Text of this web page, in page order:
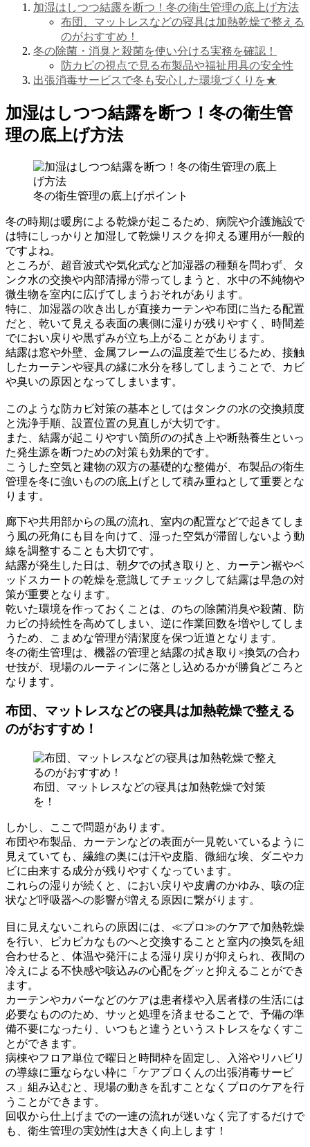
加湿はしつつ結露を断つ！冬の衛生管理の底上げ方法
布団、マットレスなどの寝具は加熱乾燥で整える
のがおすすめ！
冬の除菌・消臭と殺菌を使い分ける実務を確認！
防カビの視点で見る布製品や福祉用具の安全性
出張消毒サービスで冬も安心した環境づくりを★
加湿はしつつ結露を断つ！冬の衛生管
理の底上げ方法
冬の衛生管理の底上げポイント
冬の時期は暖房による乾燥が起こるため、病院や介護施設で
は特にしっかりと加湿して乾燥リスクを抑える運用が一般的
ですよね。
ところが、超音波式や気化式など加湿器の種類を問わず、タ
ンク水の交換や内部清掃が滞ってしまうと、水中の不純物や
微生物を室内に広げてしまうおそれがあります。
特に、加湿器の吹き出しが直接カーテンや布団に当たる配置
だと、乾いて見える表面の裏側に湿りが残りやすく、時間差
でにおい戻りや黒ずみが立ち上がることがあります。
結露は窓や外壁、金属フレームの温度差で生じるため、接触
したカーテンや寝具の縁に水分を移してしまうことで、カビ
や臭いの原因となってしまいます。
このような防カビ対策の基本としてはタンクの水の交換頻度
と洗浄手順、設置位置の見直しが大切です。
また、結露が起こりやすい箇所のの拭き上や断熱養生といっ
た発生源を断つための対策も効果的です。
こうした空気と建物の双方の基礎的な整備が、布製品の衛生
管理を冬に強いものの底上げとして積み重ねとして重要とな
ります。
廊下や共用部からの風の流れ、室内の配置などで起きてしま
う風の死角にも目を向けて、湿った空気が滞留しないよう動
線を調整することも大切です。
結露が発生した日は、朝夕での拭き取りと、カーテン裾やベ
ッドスカートの乾燥を意識してチェックして結露は早急の対
策が重要となります。
乾いた環境を作っておくことは、のちの除菌消臭や殺菌、防
カビの持続性を高めてしまい、逆に作業回数を増やしてしま
うため、こまめな管理が清潔度を保つ近道となります。
冬の衛生管理は、機器の管理と結露の拭き取り×換気の合わ
せ技が、現場のルーティンに落とし込めるかが勝負どころと
なります。
布団、マットレスなどの寝具は加熱乾燥で整える
のがおすすめ！
布団、マットレスなどの寝具は加熱乾燥で対策
を！
しかし、ここで問題があります。
布団や布製品、カーテンなどの表面が一見乾いているように
見えていても、繊維の奥には汗や皮脂、微細な埃、ダニやカ
ビに由来する成分が残りやすくなっています。
これらの湿りが続くと、におい戻りや皮膚のかゆみ、咳の症
状など呼吸器への影響が増える原因に繋がります。
目に見えないこれらの原因には、≪プロ≫のケアで加熱乾燥
を行い、ピカピカなものへと交換することと室内の換気を組
合わせると、体温や発汗による湿り戻りが抑えられ、夜間の
冷えによる不快感や咳込みの心配をグッと抑えることができ
ます。
カーテンやカバーなどのケアは患者様や入居者様の生活には
必要なもののため、サッと処理を済ませることで、予備の準
備不要になったり、いつもと違うというストレスをなくすこ
とができます。
病棟やフロア単位で曜日と時間枠を固定し、入浴やリハビリ
の導線に重ならない枠に「ケアプロくんの出張消毒サービ
ス」組み込むと、現場の動きを乱すことなくプロのケアを行
うことができます。
回収から仕上げまでの一連の流れが迷いなく完了するだけで
も、衛生管理の実効性は大きく向上します！